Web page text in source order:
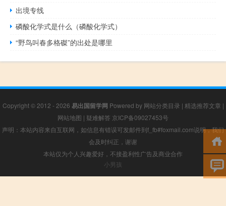
出境专线
磷酸化学式是什么（磷酸化学式）
“野鸟叫春多格磔”的出处是哪里
Copyright © 2012 - 2026 易出国留学网 Powered by 网站分类目录 | 精选推荐文章 |
网站地图 | 疑难解答 京ICP备09027453号
声明：本站内容来自互联网，如信息有错误可发邮件到f_fb#foxmail.com说明，我们
会及时纠正，谢谢
本站仅为个人兴趣爱好，不接盈利性广告及商业合作
小男孩